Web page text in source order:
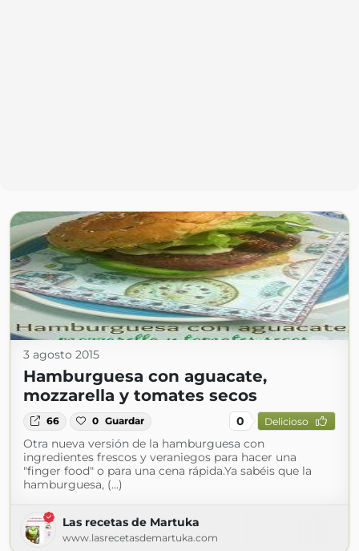
3 agosto 2015
Hamburguesa con aguacate,
mozzarella y tomates secos
66 0 Guardar 0 Delicioso
Otra nueva versión de la hamburguesa con
ingredientes frescos y veraniegos para hacer una
"finger food" o para una cena rápida.Ya sabéis que la
hamburguesa, (...)
Las recetas de Martuka
www.lasrecetasdemartuka.com